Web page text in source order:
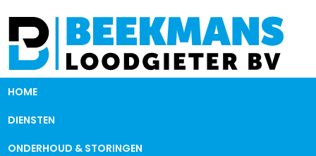
HOME
DIENSTEN
ONDERHOUD & STORINGEN